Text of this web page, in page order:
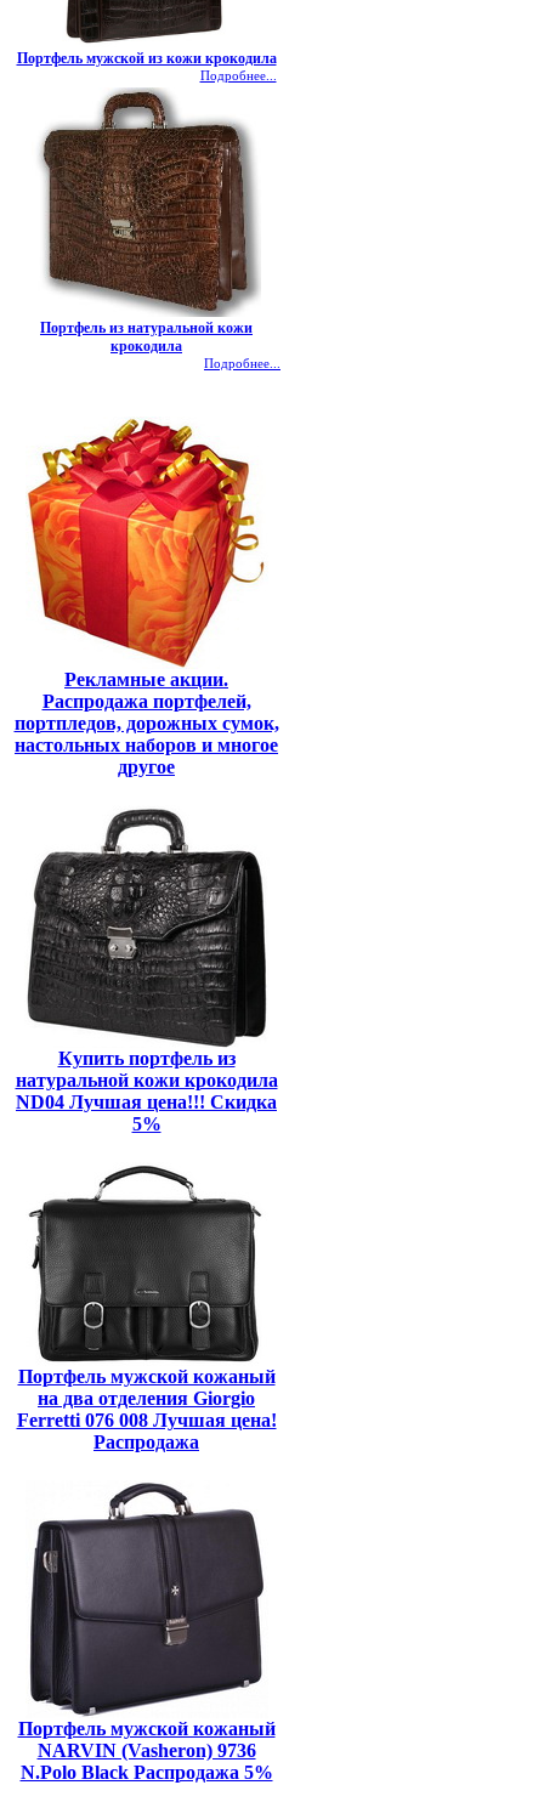
Портфель мужской из кожи крокодила
Подробнее...
Портфель из натуральной кожи
крокодила
Подробнее...
Рекламные акции.
Распродажа портфелей,
портпледов, дорожных сумок,
настольных наборов и многое
другое
Купить портфель из
натуральной кожи крокодила
ND04 Лучшая цена!!! Скидка
5%
Портфель мужской кожаный
на два отделения Giorgio
Ferretti 076 008 Лучшая цена!
Распродажа
Портфель мужской кожаный
NARVIN (Vasheron) 9736
N.Polo Black Распродажа 5%